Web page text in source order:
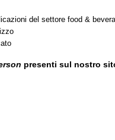
del settore food &
presenti sul nostro